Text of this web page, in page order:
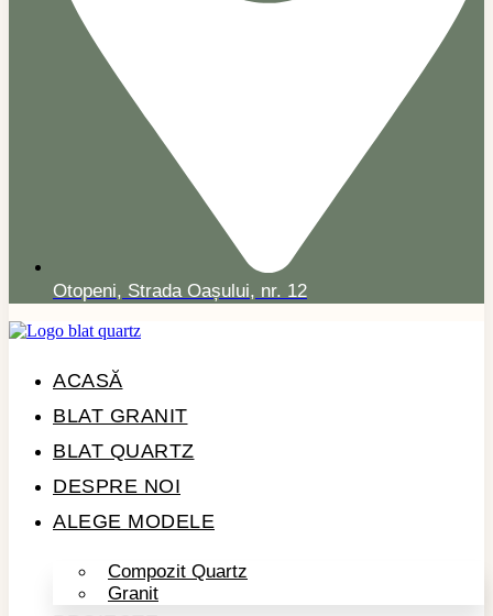
Otopeni, Strada Oașului, nr. 12
ACASĂ
BLAT GRANIT
BLAT QUARTZ
DESPRE NOI
ALEGE MODELE
Compozit Quartz
Granit